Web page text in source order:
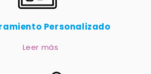
Personalizado
Leer más